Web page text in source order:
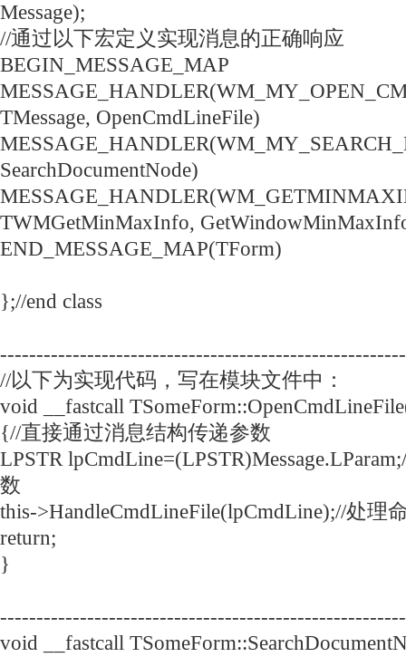
Message);
//通过以下宏定义实现消息的正确响应
BEGIN_MESSAGE_MAP
TMessage, OpenCmdLineFile)
SearchDocumentNode)
TWMGetMinMaxInfo,
END_MESSAGE_MAP(TForm)
};//end class
//以下为实现代码，写在模块文件中：
void __fastcall
{//直接通过消息结构传递参数
LPSTR
数
this->HandleCmdLineFile(lpCmdLine);//处理
return;
}
void __fastcall